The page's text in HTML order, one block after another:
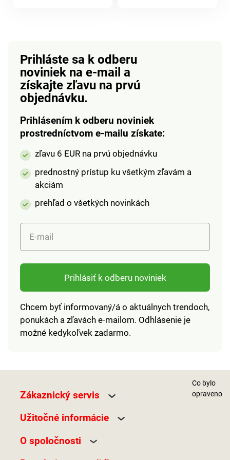
Prihláste sa k odberu
noviniek na e-mail a
získajte zľavu na prvú
objednávku.
Prihlásením k odberu noviniek
prostredníctvom e-mailu získate:
zľavu 6 EUR na prvú objednávku
prednostný prístup ku všetkým zľavám a
akciám
prehľad o všetkých novinkách
E-mail
Prihlásiť k odberu noviniek
Chcem byť informovaný/á o aktuálnych trendoch,
ponukách a zľavách e-mailom. Odhlásenie je
možné kedykoľvek zadarmo.
Zákaznický servis
Užitočné informácie
O spoločnosti
Co bylo
opraveno